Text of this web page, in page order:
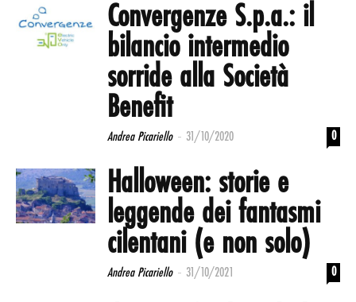
Convergenze S.p.a.: il
bilancio intermedio
sorride alla Società
Benefit
Andrea Picariello - 31/10/2020 0
Halloween: storie e
leggende dei fantasmi
cilentani (e non solo)
Andrea Picariello - 31/10/2021 0